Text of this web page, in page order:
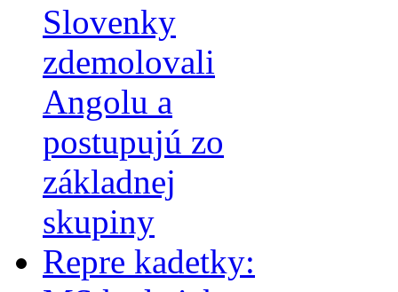
Slovenky
zdemolovali
Angolu a
postupujú zo
základnej
skupiny
Repre kadetky: